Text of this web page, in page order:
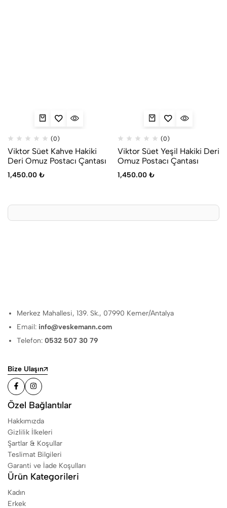
(0)
Viktor Süet Kahve Hakiki
Deri Omuz Postacı Çantası
1,450.00 ₺
(0)
Viktor Süet Yeşil Hakiki Deri
Omuz Postacı Çantası
1,450.00 ₺
Merkez Mahallesi, 139. Sk., 07990 Kemer/Antalya
Email: info@veskemann.com
Telefon:0532 507 30 79
Bize Ulaşın
Özel Bağlantılar
Hakkımızda
Gizlilik İlkeleri
Şartlar & Koşullar
Teslimat Bilgileri
Garanti ve İade Koşulları
Ürün Kategorileri
Kadın
Erkek